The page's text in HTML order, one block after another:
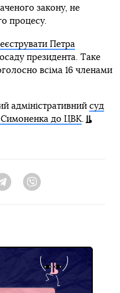
закону, не
процесу.
Петра
президента. Таке
всіма 16 членами
адміністративний суд
Симоненка до ЦВК.
Telegram